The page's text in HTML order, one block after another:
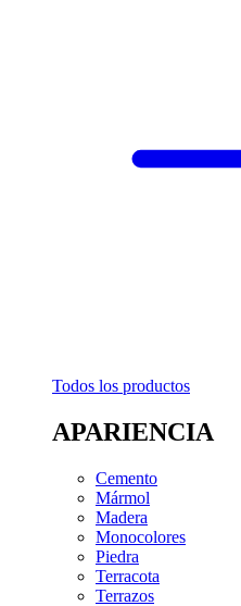
Todos los productos
APARIENCIA
Cemento
Mármol
Madera
Monocolores
Piedra
Terracota
Terrazos